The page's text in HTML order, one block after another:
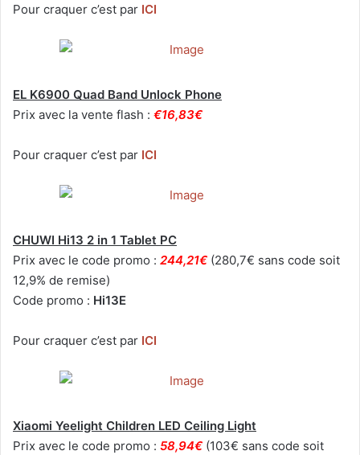
Pour craquer c’est par ICI
EL K6900 Quad Band Unlock Phone
Prix avec la vente flash : €16,83€
Pour craquer c’est par ICI
CHUWI Hi13 2 in 1 Tablet PC
Prix avec le code promo : 244,21€ (280,7€ sans code soit
12,9% de remise)
Code promo : Hi13E
Pour craquer c’est par ICI
Xiaomi Yeelight Children LED Ceiling Light
Prix avec le code promo : 58,94€ (103€ sans code soit